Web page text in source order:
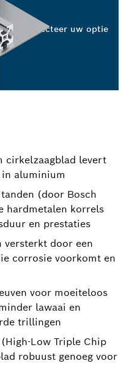
cirkelzaagblad levert
in aluminium
(door Bosch
hardmetalen korrels
en prestaties
versterkt door een
corrosie voorkomt en
voor moeiteloos
lawaai en
trillingen
Low Triple Chip
robuust genoeg voor
Selecteer uw optie